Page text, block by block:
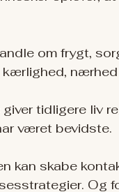
om frygt,
giver tidligere liv
været bevidste.
kan skabe
Og